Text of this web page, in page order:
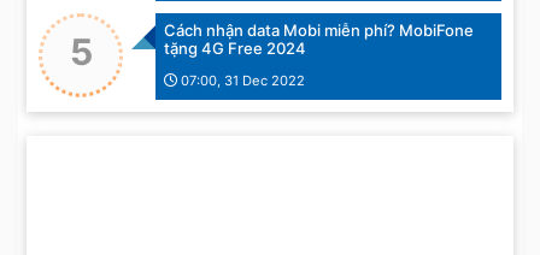
5
Cách nhận data Mobi miễn phí? MobiFone
tặng 4G Free 2024
07:00, 31 Dec 2022